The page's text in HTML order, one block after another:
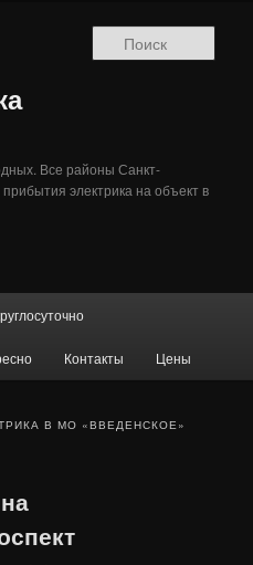
Все районы Санкт-
электрика на объект в
Контакты Цены
В МО «ВВЕДЕНСКОЕ»